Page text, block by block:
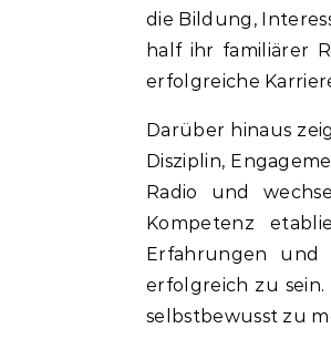
die Bildung,
half ihr familiärer
erfolgreiche
Darüber hinaus
Disziplin,
Radio und
Kompetenz
Erfahrungen und
erfolgreich zu
selbstbewusst zu